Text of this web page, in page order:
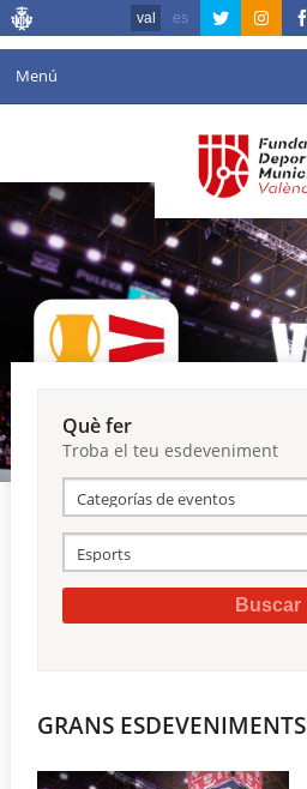
val es
Menú
Agenda
Instal·lacions
Comunicació
València en esport
Reserves
Què fer
Troba el teu esdeveniment
GRANS ESDEVENIMENTS